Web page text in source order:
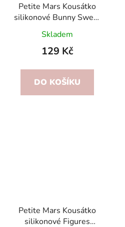
Petite Mars Kousátko
silikonové Bunny Sweet
Pea 0m+
Skladem
129 Kč
DO KOŠÍKU
Petite Mars Kousátko
silikonové Figures